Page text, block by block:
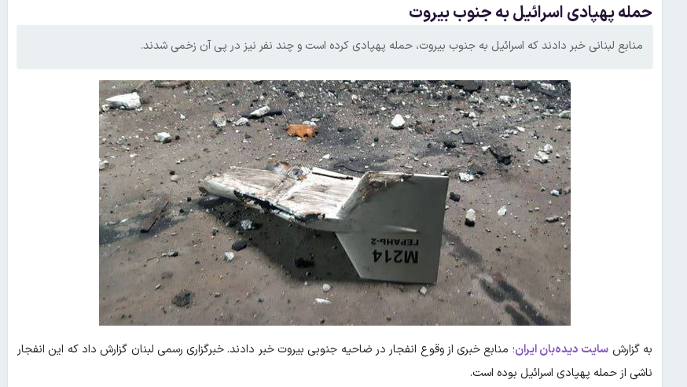
حمله پهپادی اسرائیل به جنوب بیروت
منابع لبنانی خبر دادند که اسرائیل به جنوب بیروت، حمله پهپادی کرده است و چند نفر نیز در پی آن زخمی شدند.
به گزارش سایت دیده‌بان ایران؛ منابع خبری از وقوع انفجار در ضاحیه جنوبی بیروت خبر دادند. خبرگزاری رسمی لبنان گزارش داد که این انفجار
ناشی از حمله پهپادی اسرائیل بوده است.